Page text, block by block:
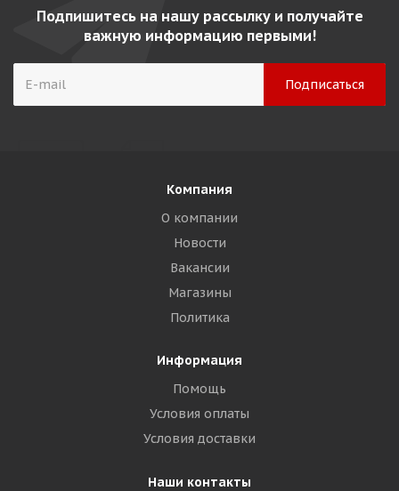
Подпишитесь на нашу рассылку и получайте
важную информацию первыми!
Компания
О компании
Новости
Вакансии
Магазины
Политика
Информация
Помощь
Условия оплаты
Условия доставки
Наши контакты